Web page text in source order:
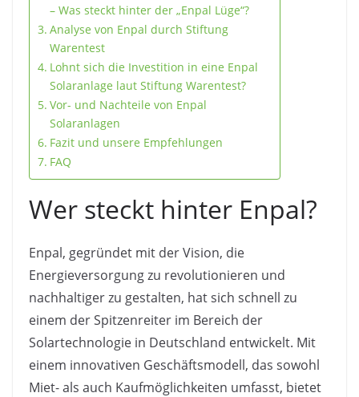
– Was steckt hinter der „Enpal Lüge“?
Analyse von Enpal durch Stiftung
Warentest
Lohnt sich die Investition in eine Enpal
Solaranlage laut Stiftung Warentest?
Vor- und Nachteile von Enpal
Solaranlagen
Fazit und unsere Empfehlungen
FAQ
Wer steckt hinter Enpal?
Enpal, gegründet mit der Vision, die
Energieversorgung zu revolutionieren und
nachhaltiger zu gestalten, hat sich schnell zu
einem der Spitzenreiter im Bereich der
Solartechnologie in Deutschland entwickelt. Mit
einem innovativen Geschäftsmodell, das sowohl
Miet- als auch Kaufmöglichkeiten umfasst, bietet